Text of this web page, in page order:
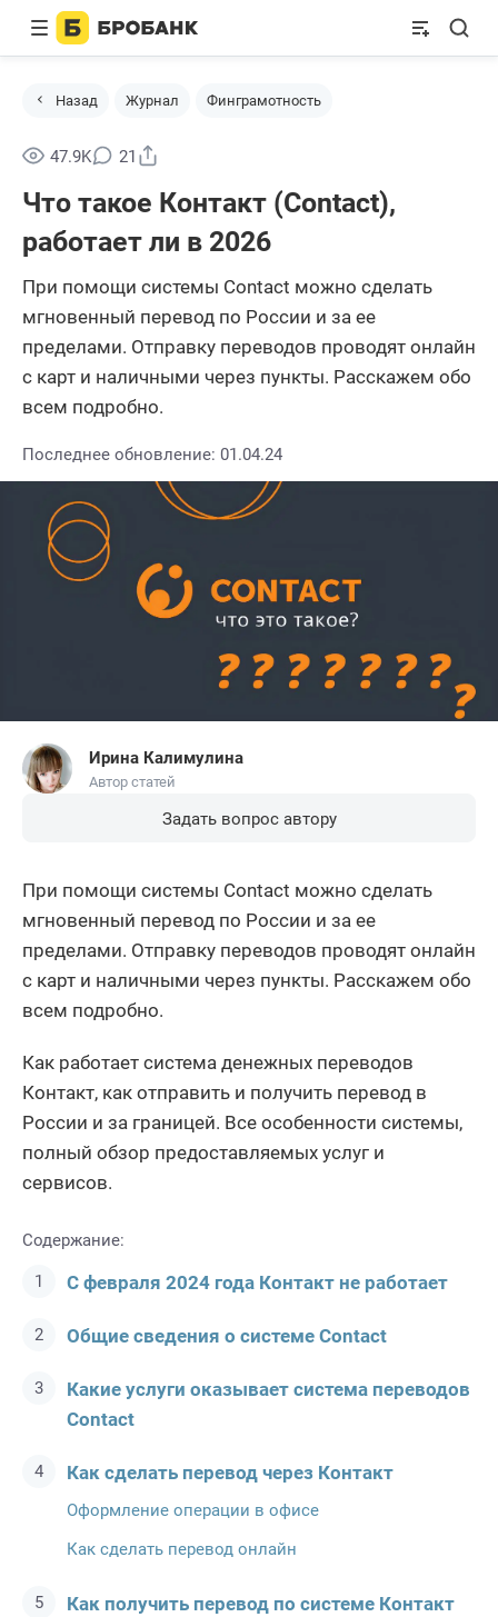
Назад Журнал Финграмотность
47.9K 21
Что такое Контакт (Contact),
работает ли в 2026
При помощи системы Contact можно сделать
мгновенный перевод по России и за ее
пределами. Отправку переводов проводят онлайн
с карт и наличными через пункты. Расскажем обо
всем подробно.
Последнее обновление: 01.04.24
Ирина Калимулина
Автор статей
Задать вопрос автору
При помощи системы Contact можно сделать
мгновенный перевод по России и за ее
пределами. Отправку переводов проводят онлайн
с карт и наличными через пункты. Расскажем обо
всем подробно.
Как работает система денежных переводов
Контакт, как отправить и получить перевод в
России и за границей. Все особенности системы,
полный обзор предоставляемых услуг и
сервисов.
Содержание:
С февраля 2024 года Контакт не работает
Общие сведения о системе Contact
Какие услуги оказывает система переводов
Contact
Как сделать перевод через Контакт
Оформление операции в офисе
Как сделать перевод онлайн
Как получить перевод по системе Контакт